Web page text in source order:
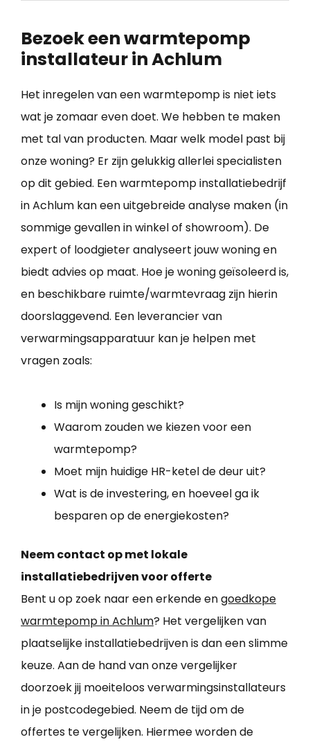
Bezoek een warmtepomp
installateur in Achlum
Het inregelen van een warmtepomp is niet iets
wat je zomaar even doet. We hebben te maken
met tal van producten. Maar welk model past bij
onze woning? Er zijn gelukkig allerlei specialisten
op dit gebied. Een warmtepomp installatiebedrijf
in Achlum kan een uitgebreide analyse maken (in
sommige gevallen in winkel of showroom). De
expert of loodgieter analyseert jouw woning en
biedt advies op maat. Hoe je woning geïsoleerd is,
en beschikbare ruimte/warmtevraag zijn hierin
doorslaggevend. Een leverancier van
verwarmingsapparatuur kan je helpen met
vragen zoals:
Is mijn woning geschikt?
Waarom zouden we kiezen voor een
warmtepomp?
Moet mijn huidige HR-ketel de deur uit?
Wat is de investering, en hoeveel ga ik
besparen op de energiekosten?
Neem contact op met lokale
installatiebedrijven voor offerte
Bent u op zoek naar een erkende engoedkope
warmtepomp in Achlum? Het vergelijken van
plaatselijke installatiebedrijven is dan een slimme
keuze. Aan de hand van onze vergelijker
doorzoek jij moeiteloos verwarmingsinstallateurs
in je postcodegebied. Neem de tijd om de
offertes te vergelijken. Hiermee worden de